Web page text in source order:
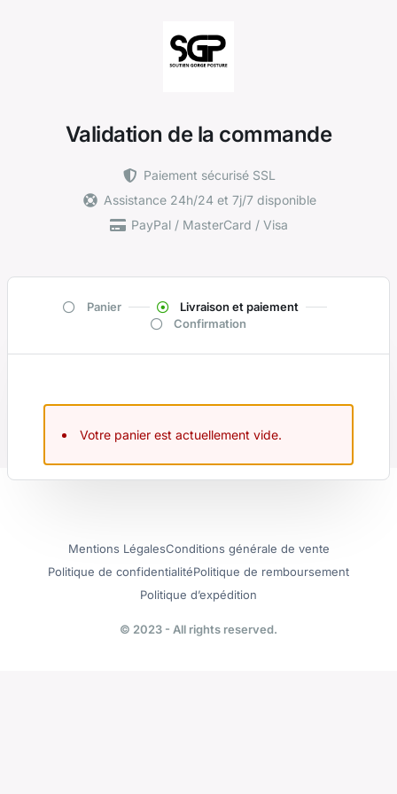
Validation de la commande
Paiement sécurisé SSL
Assistance 24h/24 et 7j/7 disponible
PayPal / MasterCard / Visa
Panier
Livraison et paiement
Confirmation
Votre panier est actuellement vide.
Mentions LégalesConditions générale de vente
Politique de confidentialitéPolitique de remboursement
Politique d’expédition
© 2023 - All rights reserved.